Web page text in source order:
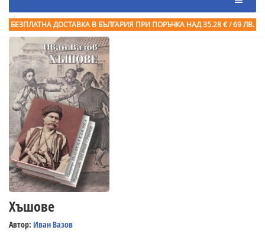
БЕЗПЛАТНА ДОСТАВКА В БЪЛГАРИЯ ПРИ ПОРЪЧКА НАД 35.28 € / 69 ЛВ.
Хъшове
Автор: Иван Вазов